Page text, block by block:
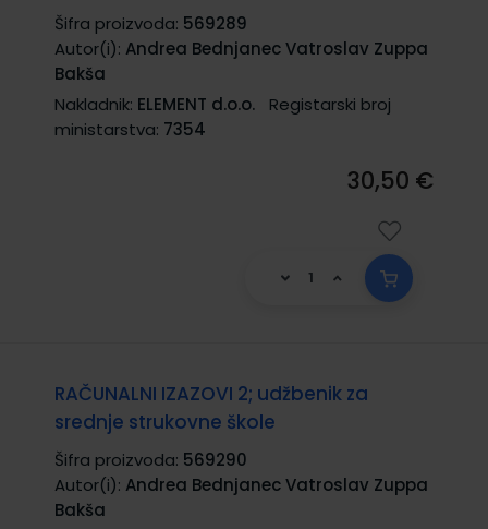
Šifra proizvoda: 569289
Autor(i): Andrea Bednjanec Vatroslav Zuppa
Bakša
Nakladnik: ELEMENT d.o.o.
Registarski broj
ministarstva: 7354
30,50 €
RAČUNALNI IZAZOVI 2; udžbenik za
srednje strukovne škole
Šifra proizvoda: 569290
Autor(i): Andrea Bednjanec Vatroslav Zuppa
Bakša